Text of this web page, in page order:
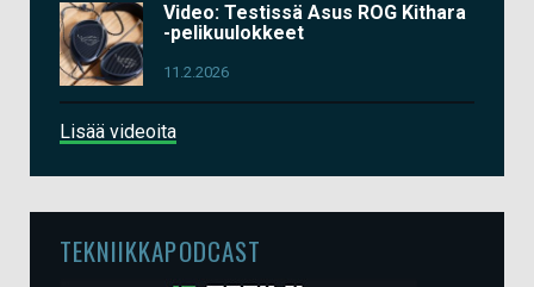
Video: Testissä Asus ROG Kithara
-pelikuulokkeet
11.2.2026
Lisää videoita
TEKNIIKKAPODCAST